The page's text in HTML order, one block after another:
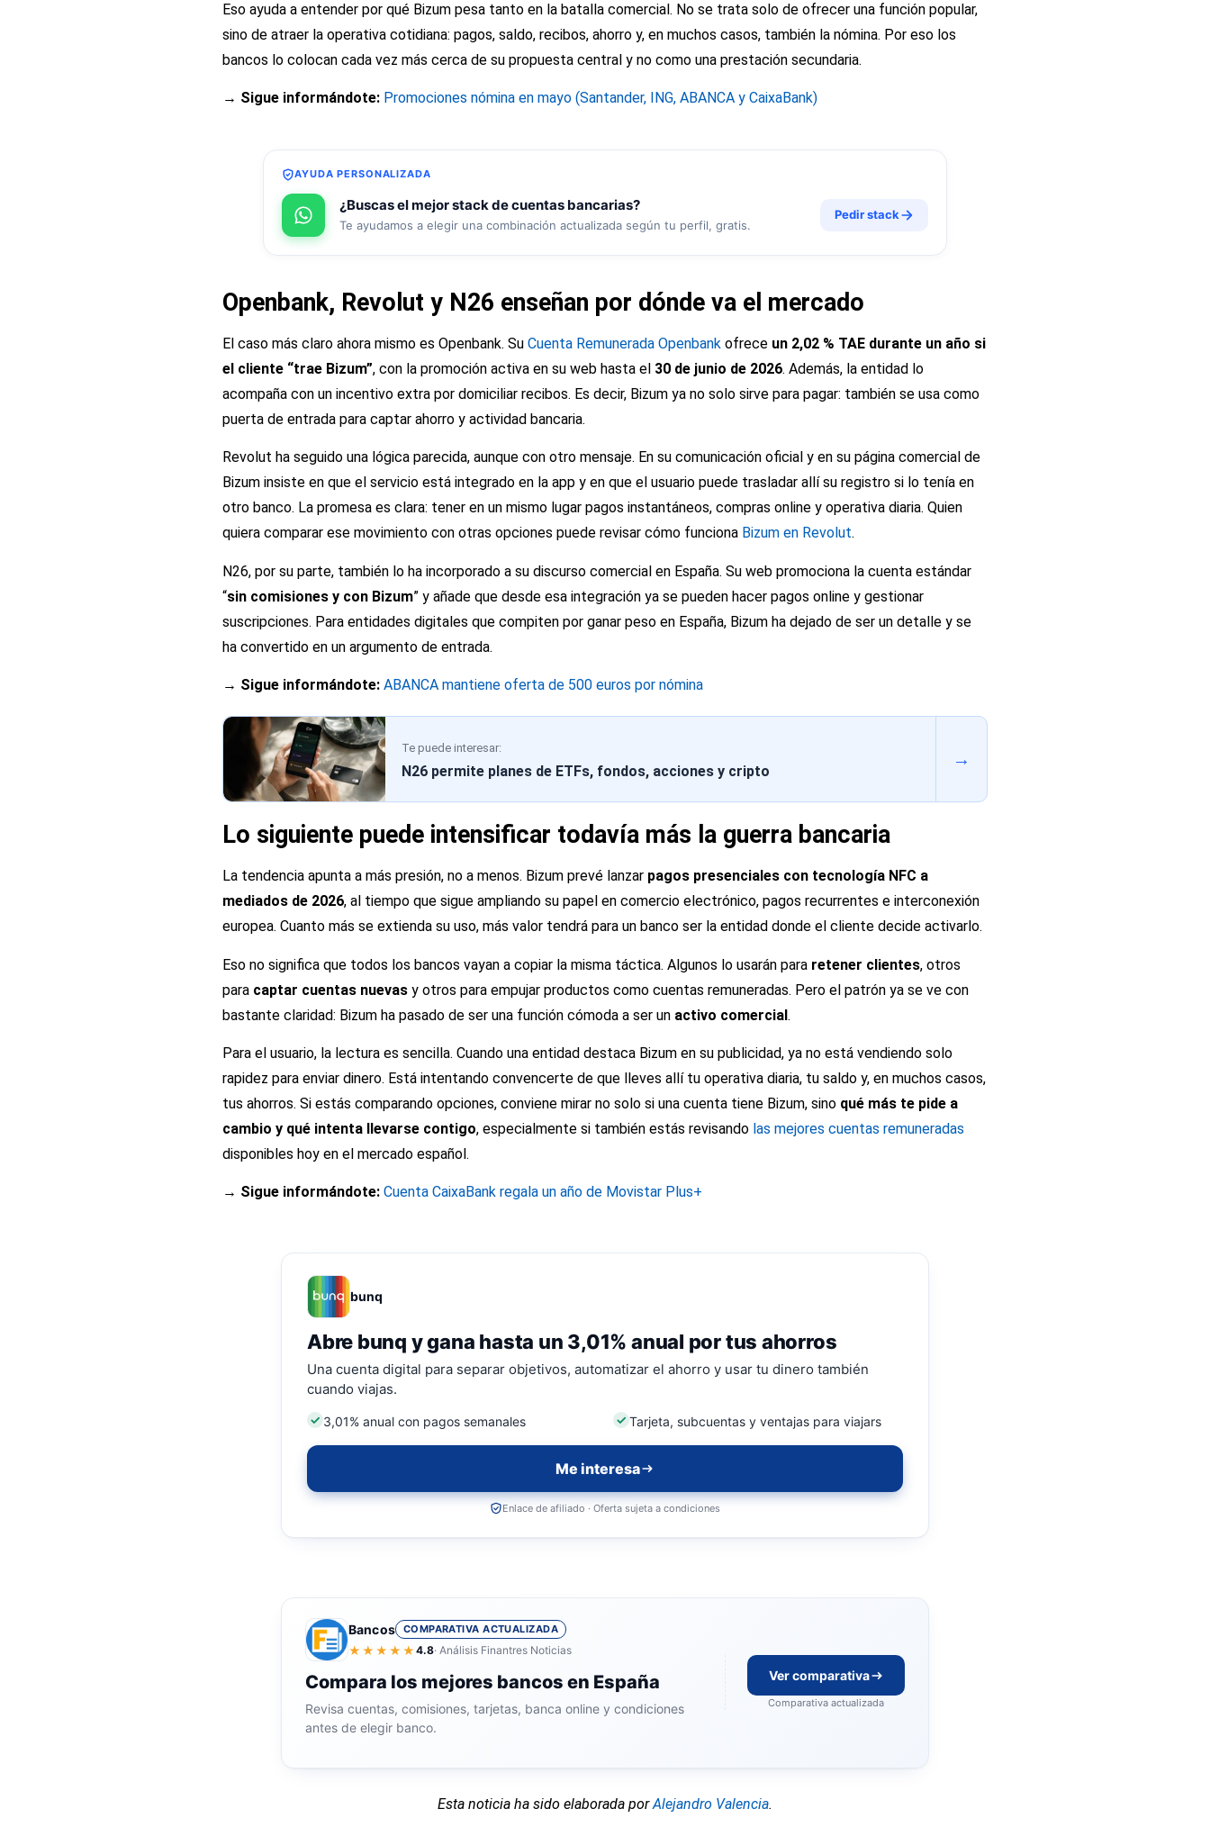
Eso ayuda a entender por qué Bizum pesa tanto en la batalla comercial. No se trata solo de ofrecer una función popular,
sino de atraer la operativa cotidiana: pagos, saldo, recibos, ahorro y, en muchos casos, también la nómina. Por eso los
bancos lo colocan cada vez más cerca de su propuesta central y no como una prestación secundaria.
→ Sigue informándote: Promociones nómina en mayo (Santander, ING, ABANCA y CaixaBank)
AYUDA PERSONALIZADA
¿Buscas el mejor stack de cuentas bancarias?
Te ayudamos a elegir una combinación actualizada según tu perfil, gratis.
Pedir stack
Openbank, Revolut y N26 enseñan por dónde va el mercado
El caso más claro ahora mismo es Openbank. Su Cuenta Remunerada Openbank ofrece un 2,02 % TAE durante un año si
el cliente “trae Bizum”, con la promoción activa en su web hasta el 30 de junio de 2026. Además, la entidad lo
acompaña con un incentivo extra por domiciliar recibos. Es decir, Bizum ya no solo sirve para pagar: también se usa como
puerta de entrada para captar ahorro y actividad bancaria.
Revolut ha seguido una lógica parecida, aunque con otro mensaje. En su comunicación oficial y en su página comercial de
Bizum insiste en que el servicio está integrado en la app y en que el usuario puede trasladar allí su registro si lo tenía en
otro banco. La promesa es clara: tener en un mismo lugar pagos instantáneos, compras online y operativa diaria. Quien
quiera comparar ese movimiento con otras opciones puede revisar cómo funciona Bizum en Revolut.
N26, por su parte, también lo ha incorporado a su discurso comercial en España. Su web promociona la cuenta estándar
“sin comisiones y con Bizum” y añade que desde esa integración ya se pueden hacer pagos online y gestionar
suscripciones. Para entidades digitales que compiten por ganar peso en España, Bizum ha dejado de ser un detalle y se
ha convertido en un argumento de entrada.
→ Sigue informándote: ABANCA mantiene oferta de 500 euros por nómina
Te puede interesar:
N26 permite planes de ETFs, fondos, acciones y cripto
→
Lo siguiente puede intensificar todavía más la guerra bancaria
La tendencia apunta a más presión, no a menos. Bizum prevé lanzar pagos presenciales con tecnología NFC a
mediados de 2026, al tiempo que sigue ampliando su papel en comercio electrónico, pagos recurrentes e interconexión
europea. Cuanto más se extienda su uso, más valor tendrá para un banco ser la entidad donde el cliente decide activarlo.
Eso no significa que todos los bancos vayan a copiar la misma táctica. Algunos lo usarán para retener clientes, otros
para captar cuentas nuevas y otros para empujar productos como cuentas remuneradas. Pero el patrón ya se ve con
bastante claridad: Bizum ha pasado de ser una función cómoda a ser un activo comercial.
Para el usuario, la lectura es sencilla. Cuando una entidad destaca Bizum en su publicidad, ya no está vendiendo solo
rapidez para enviar dinero. Está intentando convencerte de que lleves allí tu operativa diaria, tu saldo y, en muchos casos,
tus ahorros. Si estás comparando opciones, conviene mirar no solo si una cuenta tiene Bizum, sino qué más te pide a
cambio y qué intenta llevarse contigo, especialmente si también estás revisando las mejores cuentas remuneradas
disponibles hoy en el mercado español.
→ Sigue informándote: Cuenta CaixaBank regala un año de Movistar Plus+
bunq
Abre bunq y gana hasta un 3,01% anual por tus ahorros
Una cuenta digital para separar objetivos, automatizar el ahorro y usar tu dinero también
cuando viajas.
3,01% anual con pagos semanales Tarjeta, subcuentas y ventajas para viajars
Me interesa
Enlace de afiliado · Oferta sujeta a condiciones
Bancos COMPARATIVA ACTUALIZADA
★★★★★ 4.8· Análisis Finantres Noticias
Compara los mejores bancos en España
Revisa cuentas, comisiones, tarjetas, banca online y condiciones
antes de elegir banco.
Ver comparativa
Comparativa actualizada
Esta noticia ha sido elaborada porAlejandro Valencia.